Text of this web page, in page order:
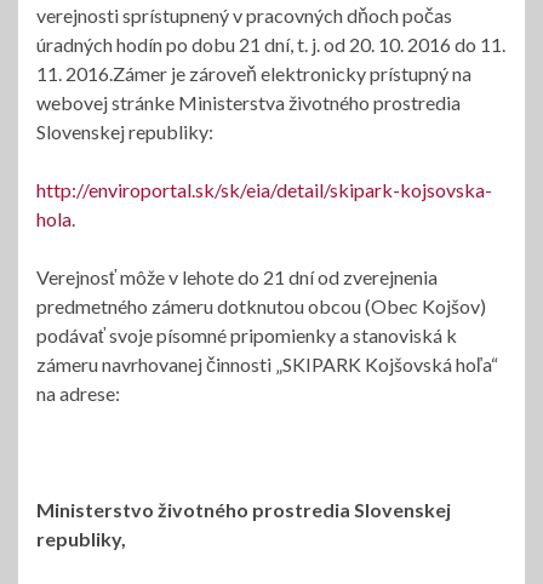
verejnosti sprístupnený v pracovných dňoch počas
úradných hodín po dobu 21 dní, t. j. od 20. 10. 2016 do 11.
11. 2016.Zámer je zároveň elektronicky prístupný na
webovej stránke Ministerstva životného prostredia
Slovenskej republiky:
http://enviroportal.sk/sk/eia/detail/skipark-kojsovska-
hola.
Verejnosť môže v lehote do 21 dní od zverejnenia
predmetného zámeru dotknutou obcou (Obec Kojšov)
podávať svoje písomné pripomienky a stanoviská k
zámeru navrhovanej činnosti „SKIPARK Kojšovská hoľa“
na adrese:
Ministerstvo životného prostredia Slovenskej
republiky,